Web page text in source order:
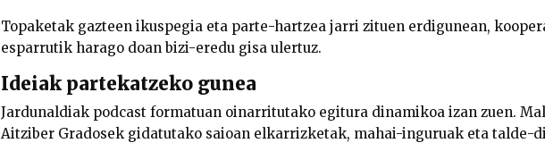
Topaketak gazteen ikuspegia eta parte-hartzea jarri zituen erdigunean,
esparrutik harago doan bizi-eredu gisa ulertuz.
Ideiak partekatzeko gunea
Jardunaldiak podcast formatuan oinarritutako egitura dinamikoa izan zuen.
Aitziber Gradosek gidatutako saioan elkarrizketak, mahai-inguruak eta talde-